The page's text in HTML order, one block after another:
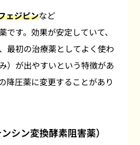
ェジピンなど
す。効果が安定していて、
最初の治療薬としてよく使わ
）が出やすいという特徴があ
降圧薬に変更することがあり
シン変換酵素阻害薬）